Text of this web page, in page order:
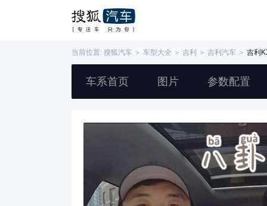
当前位置: 搜狐汽车 ＞ 车型大全 ＞ 吉利 ＞ 吉利汽车 ＞ 吉利
车系首页 图片 参数配置